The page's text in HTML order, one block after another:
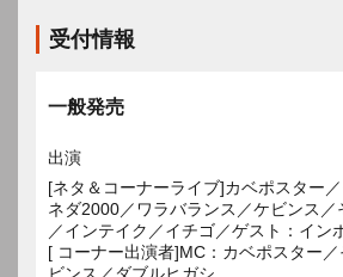
受付情報
一般発売
出演
[ネタ＆コーナーライブ]カベポスター
ネダ2000／ワラバランス／ケビンス
／インテイク／イチゴ／ゲスト：イン
[ コーナー出演者]MC：カベポスター